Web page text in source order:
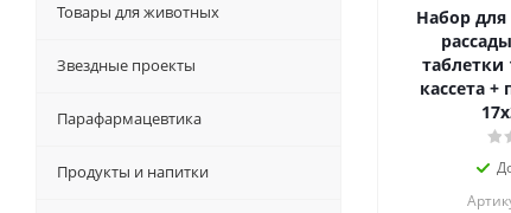
Набор
таблетки
кассета +
Товары для животных
Звездные проекты
Парафармацевтика
Продукты и напитки